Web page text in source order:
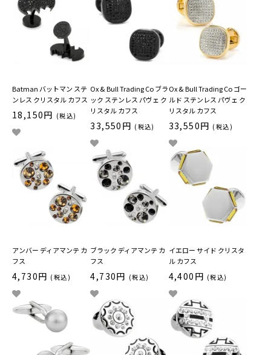
Batman バットマン ステ
ンレス クリスタル カフス
18,150円 (税込)
Ox & Bull Trading Co ブラ
ック ステンレス パヴェ ク
リスタル カフス
33,550円 (税込)
Ox & Bull Trading Co ゴー
ルド ステンレス パヴェ ク
リスタル カフス
33,550円 (税込)
アンバー ディアマンテ カ
フス
4,730円 (税込)
ブラック ディアマンテ カ
フス
4,730円 (税込)
イエロー サイド クリスタ
ル カフス
4,400円 (税込)